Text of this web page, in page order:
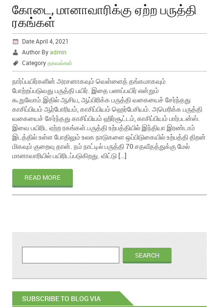
கோடை, மானாவாரிக்கு ஏற்ற பருத்தி
ரகங்கள்
Date April 4, 2021
Author Byadmin
Categoryதகவல்கள்
நார்ப்பயிர்களின் அரசனாகவும் வெள்ளைத் தங்கமாகவும்
போற்றப்படுவது பருத்தி பயிர். இதை பணப்பயிர் என்றும்
கூறுவோம்.இதில் ஆசிய, ஆப்பிரிக்க பருத்தி வகையைச் சேர்ந்தது
காசிப்பியம் ஆர்போரியம், காசிப்பியம் ஹெர்பேசியம். அமெரிக்க பருத்தி
வகையைச் சேர்ந்தது காசிப்பியம் ஹிர்சூட்டம், காசிப்பியம் பார்படன்ஸ்.
இவை பயிரிட ஏற்ற ரகங்கள்.பருத்தி உற்பத்தியில் இந்தியா இரண்டாம்
இடத்தில் உள்ள போதிலும் உலக நாடுகளை ஒப்பிடுகையில் உற்பத்தி திறன்
மிகவும் குறைவு தான். நம் நாட்டில் பருத்தி 70 சதவீதத்துக்கு மேல்
மானாவாரியில் பயிரிடப்படுகிறது. விட்டு […]
READ MORE
SUBSCRIBE TO BLOG VIA